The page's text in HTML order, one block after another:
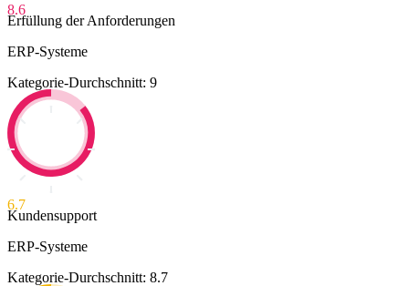
8.6
Erfüllung der Anforderungen
ERP-Systeme
Kategorie-Durchschnitt: 9
6.7
Kundensupport
ERP-Systeme
Kategorie-Durchschnitt: 8.7